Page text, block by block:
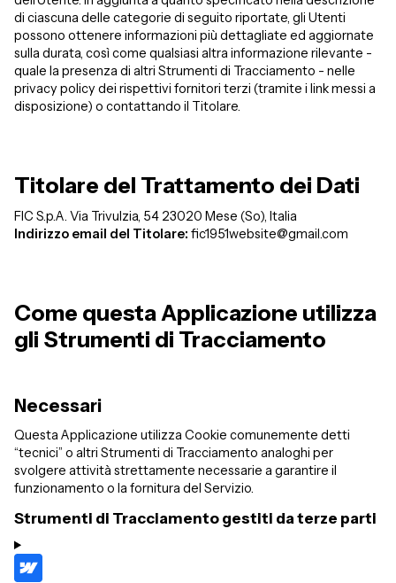
di ciascuna delle categorie di seguito riportate, gli Utenti
possono ottenere informazioni più dettagliate ed aggiornate
sulla durata, così come qualsiasi altra informazione rilevante -
quale la presenza di altri Strumenti di Tracciamento - nelle
privacy policy dei rispettivi fornitori terzi (tramite i link messi a
disposizione) o contattando il Titolare.
Titolare del Trattamento dei Dati
FIC S.p.A. Via Trivulzia, 54 23020 Mese (So), Italia
Indirizzo email del Titolare: fic1951website@gmail.com
Come questa Applicazione utilizza
gli Strumenti di Tracciamento
Necessari
Questa Applicazione utilizza Cookie comunemente detti
“tecnici” o altri Strumenti di Tracciamento analoghi per
svolgere attività strettamente necessarie a garantire il
funzionamento o la fornitura del Servizio.
Strumenti di Tracciamento gestiti da terze parti